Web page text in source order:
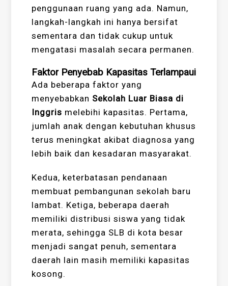
penggunaan ruang yang ada. Namun,
langkah-langkah ini hanya bersifat
sementara dan tidak cukup untuk
mengatasi masalah secara permanen.
Faktor Penyebab Kapasitas Terlampaui
Ada beberapa faktor yang
menyebabkan Sekolah Luar Biasa di
Inggris melebihi kapasitas. Pertama,
jumlah anak dengan kebutuhan khusus
terus meningkat akibat diagnosa yang
lebih baik dan kesadaran masyarakat.
Kedua, keterbatasan pendanaan
membuat pembangunan sekolah baru
lambat. Ketiga, beberapa daerah
memiliki distribusi siswa yang tidak
merata, sehingga SLB di kota besar
menjadi sangat penuh, sementara
daerah lain masih memiliki kapasitas
kosong.